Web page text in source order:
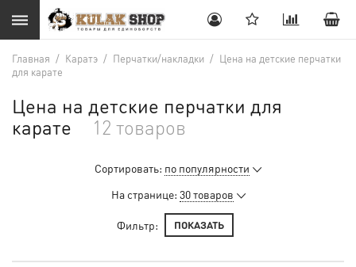
Главная / Каратэ / Перчатки/накладки / Цена на детские перчатки
для карате
Цена на детские перчатки для
карате
12 товаров
Сортировать: по популярности
На странице: 30 товаров
Фильтр: ПОКАЗАТЬ